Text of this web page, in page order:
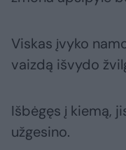
Viskas įvyko
vaizdą išvydo
Išbėgęs į kiemą,
užgesino.